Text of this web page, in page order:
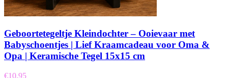
Geboortetegeltje Kleindochter – Ooievaar met
Babyschoentjes | Lief Kraamcadeau voor Oma &
Opa | Keramische Tegel 15x15 cm
€10,95